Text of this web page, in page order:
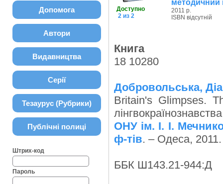
Допомога
Автори
Видавництва
Серії
Тезаурус (Рубрики)
Публічні полиці
Штрих-код
Пароль
Доступно
2 из 2
методичний
2011 р.
ISBN відсутній
Книга
18 10280
Добровольська,
Britain's Glimpses.
ОНУ ім. І. І.
ф-тів. – Одеса,
ББК Ш143.21-944:Д